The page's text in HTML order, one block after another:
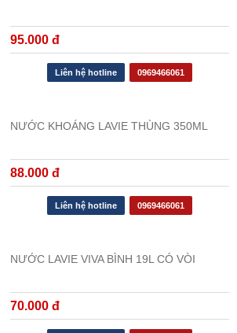
95.000 đ
Liên hệ hotline 0969466061
NƯỚC KHOÁNG LAVIE THÙNG 350ML
88.000 đ
Liên hệ hotline 0969466061
NƯỚC LAVIE VIVA BÌNH 19L CÓ VÒI
70.000 đ